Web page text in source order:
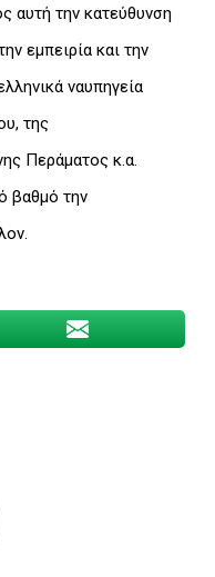
αυτή την κατεύθυνση
εμπειρία και την
ναυπηγεία
της
Περάματος κ.α.
βαθμό την